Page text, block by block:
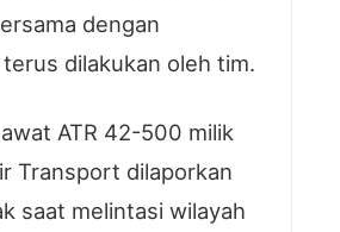
dengan
dilakukan oleh tim.
ATR 42-500 milik
Transport dilaporkan
saat melintasi wilayah